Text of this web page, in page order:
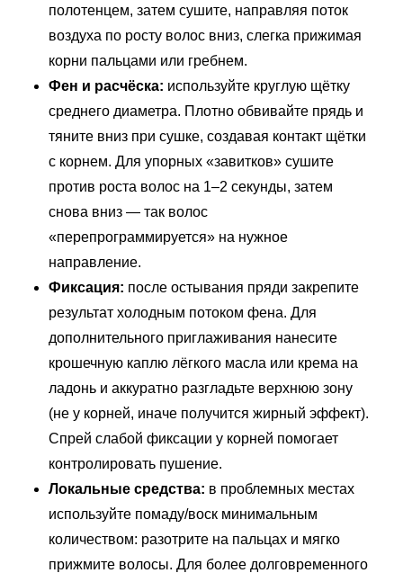
полотенцем, затем сушите, направляя поток
воздуха по росту волос вниз, слегка прижимая
корни пальцами или гребнем.
Фен и расчёска: используйте круглую щётку
среднего диаметра. Плотно обвивайте прядь и
тяните вниз при сушке, создавая контакт щётки
с корнем. Для упорных «завитков» сушите
против роста волос на 1–2 секунды, затем
снова вниз — так волос
«перепрограммируется» на нужное
направление.
Фиксация: после остывания пряди закрепите
результат холодным потоком фена. Для
дополнительного приглаживания нанесите
крошечную каплю лёгкого масла или крема на
ладонь и аккуратно разгладьте верхнюю зону
(не у корней, иначе получится жирный эффект).
Спрей слабой фиксации у корней помогает
контролировать пушение.
Локальные средства: в проблемных местах
используйте помаду/воск минимальным
количеством: разотрите на пальцах и мягко
прижмите волосы. Для более долговременного